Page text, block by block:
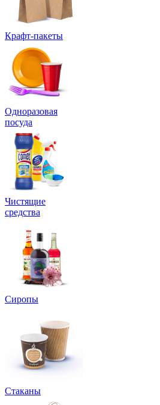
Крафт-пакеты
Одноразовая
посуда
Чистящие
средства
Сиропы
Стаканы